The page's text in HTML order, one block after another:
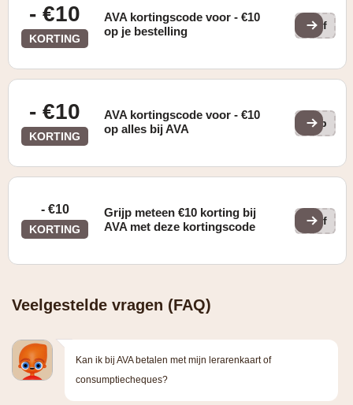
- €10
KORTING
AVA kortingscode voor - €10
op je bestelling
off
- €10
KORTING
AVA kortingscode voor - €10
op alles bij AVA
bab
- €10
KORTING
Grijp meteen €10 korting bij
AVA met deze kortingscode
off
Veelgestelde vragen (FAQ)
Kan ik bij AVA betalen met mijn lerarenkaart of
consumptiecheques?